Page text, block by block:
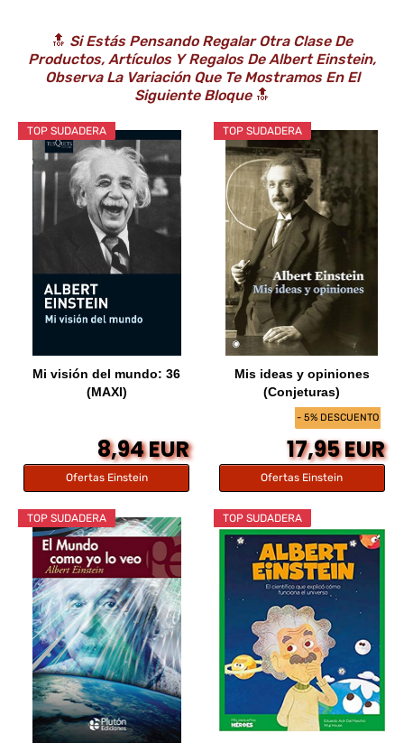
🔝 Si Estás Pensando Regalar Otra Clase De
Productos, Artículos Y Regalos De Albert Einstein,
Observa La Variación Que Te Mostramos En El
Siguiente Bloque🔝
TOP SUDADERA
Mi visión del mundo: 36
(MAXI)
8,94 EUR
Ofertas Einstein
- 5% DESCUENTO
TOP SUDADERA
Mis ideas y opiniones
(Conjeturas)
17,95 EUR
Ofertas Einstein
TOP SUDADERA TOP SUDADERA